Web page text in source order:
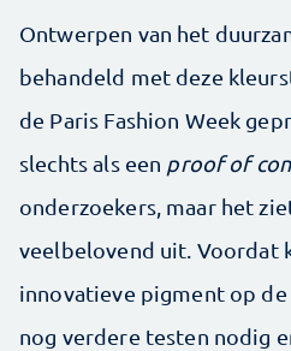
Ontwerpen van het
behandeld met deze
de Paris Fashion Week
slechts als een proof of
onderzoekers, maar het
veelbelovend uit. Voordat
innovatieve pigment op de
nog verdere testen nodig